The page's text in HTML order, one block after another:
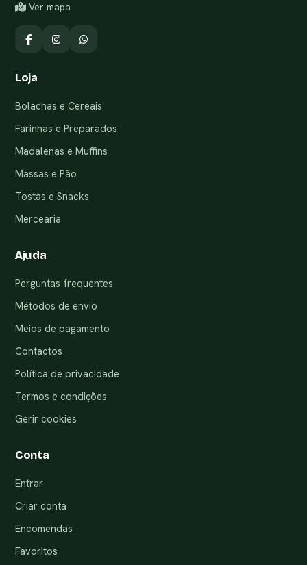
Ver mapa
Loja
Bolachas e Cereais
Farinhas e Preparados
Madalenas e Muffins
Massas e Pão
Tostas e Snacks
Mercearia
Ajuda
Perguntas frequentes
Métodos de envio
Meios de pagamento
Contactos
Política de privacidade
Termos e condições
Gerir cookies
Conta
Entrar
Criar conta
Encomendas
Favoritos